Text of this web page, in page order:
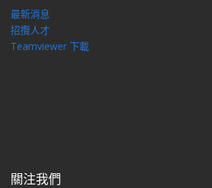
最新消息
招攬人才
Teamviewer 下載
關注我們